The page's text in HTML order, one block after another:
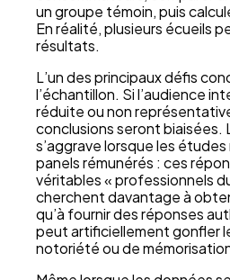
un groupe témoin, puis
En réalité, plusieurs écueils
résultats.
L’un des principaux défis
l’échantillon. Si l’audience
réduite ou non
conclusions seront biaisées.
s’aggrave lorsque les
panels rémunérés : ces
véritables « professionnels
cherchent davantage à
qu’à fournir des réponses
peut artificiellement gonfler
notoriété ou de